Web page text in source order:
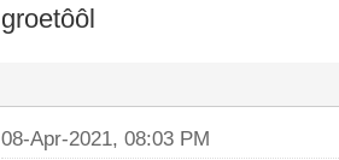
groetôôl
08-Apr-2021, 08:03 PM